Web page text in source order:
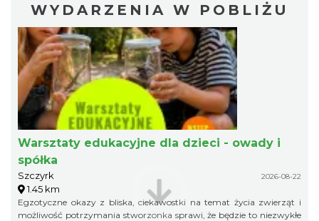
WYDARZENIA W POBLIŻU
Warsztaty edukacyjne dla dzieci - owady i
spółka
Szczyrk 2026-08-22
1.45 km
Egzotyczne okazy z bliska, ciekawostki na temat życia zwierząt i
możliwość potrzymania stworzonka sprawi, że będzie to niezwykłe